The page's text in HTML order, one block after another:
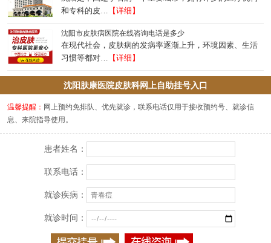
和专科的皮…
【详细】
沈阳市皮肤病医院在线咨询电话是多少
在现代社会，皮肤病的发病率逐渐上升，环境因素、生活
习惯等都对… 【详细】
沈阳肤康医院皮肤科网上自助挂号入口
温馨提醒： 网上预约免排队、优先就诊，联系电话仅用于接收预约号、就诊信
息、来院指导使用。
患者姓名：
联系电话：
就诊疾病：
就诊时间：